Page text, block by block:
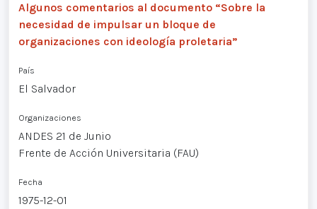
Algunos comentarios al documento “Sobre la
necesidad de impulsar un bloque de
organizaciones con ideología proletaria”
País
El Salvador
Organizaciones
ANDES 21 de Junio
Frente de Acción Universitaria (FAU)
Fecha
1975-12-01